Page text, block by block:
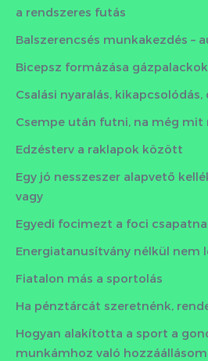
a rendszeres futás
Balszerencsés munkakezdés –
Bicepsz formázása
Csalási nyaralás, kikapcsolódás,
Csempe után futni, na még mit
Edzésterv a raklapok között
Egy jó nesszeszer alapvető
vagy
Egyedi focimezt a foci
Energiatanusítvány nélkül nem
Fiatalon más a sportolás
Ha pénztárcát szeretnénk,
Hogyan alakította a sport a
munkámhoz való